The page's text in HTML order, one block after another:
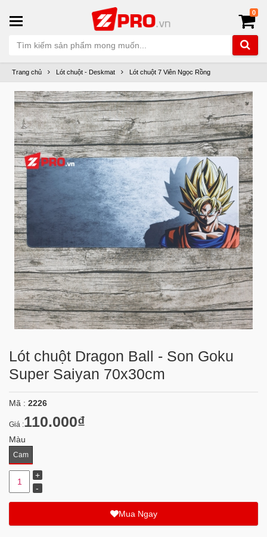
0
Trang chủ Lót chuột - Deskmat Lót chuột 7 Viên Ngọc Rồng
Lót chuột Dragon Ball - Son Goku
Super Saiyan 70x30cm
Mã : 2226
Giá :110.000₫
Màu
Cam
Mua Ngay